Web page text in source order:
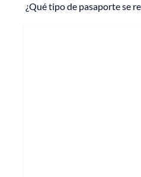
¿Qué tipo de pasaporte se